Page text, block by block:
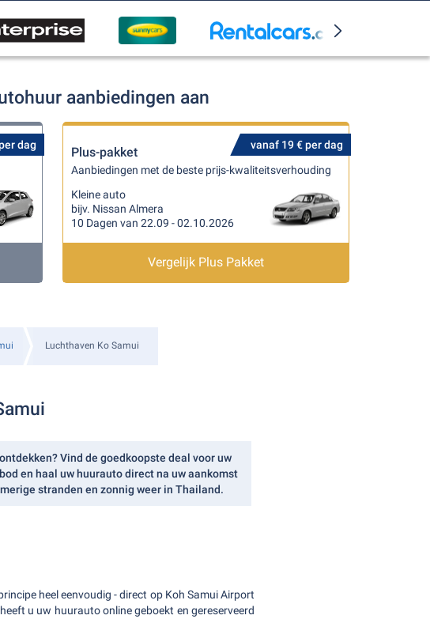
aanbiedingen aan
dag vanaf 19 € per dag
Plus-pakket
Aanbiedingen met de beste prijs-kwaliteitsverhouding
Kleine auto
bijv. Nissan Almera
10 Dagen van 22.09 - 02.10.2026
Vergelijk Plus Pakket
Luchthaven Ko Samui
Vind de goedkoopste deal voor uw
en haal uw huurauto direct na uw aankomst
stranden en zonnig weer in Thailand.
heel eenvoudig - direct op Koh Samui Airport
u uw huurauto online geboekt en gereserveerd